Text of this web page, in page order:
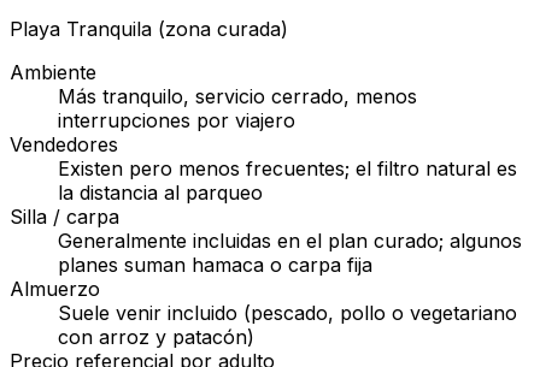
Playa Tranquila (zona curada)
Ambiente
Más tranquilo, servicio cerrado, menos
interrupciones por viajero
Vendedores
Existen pero menos frecuentes; el filtro natural es
la distancia al parqueo
Silla / carpa
Generalmente incluidas en el plan curado; algunos
planes suman hamaca o carpa fija
Almuerzo
Suele venir incluido (pescado, pollo o vegetariano
con arroz y patacón)
Precio referencial por adulto